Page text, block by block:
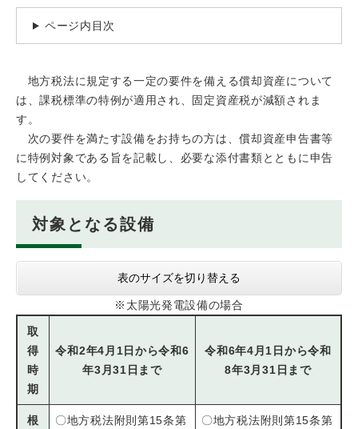
ページ内目次
地方税法に規定する一定の要件を備える償却資産について
は、課税標準の特例が適用され、固定資産税が減額されま
す。
次の要件を満たす設備をお持ちの方は、償却資産申告書等
に特例対象である旨を記載し、必要な添付書類とともに申告
してください。
対象となる設備
表のサイズを切り替える
※太陽光発電設備の場合
取
得
時
期
令和2年4月1日から令和6
年3月31日まで
令和6年4月1日から令和
8年3月31日まで
根
〇地方税法附則第15条第
〇地方税法附則第15条第